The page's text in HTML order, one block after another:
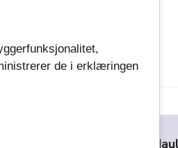
Oppdatert: 27.03.2026 kl.10:22
Karl-Otto
de i erklæringen